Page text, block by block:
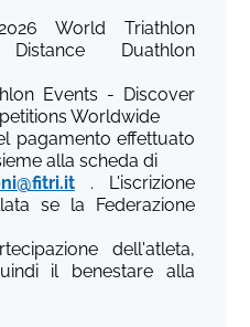
World Triathlon
Duathlon
Events - Discover
Worldwide
pagamento effettuato
alla scheda di
. L'iscrizione
se la Federazione
dell'atleta,
il benestare alla